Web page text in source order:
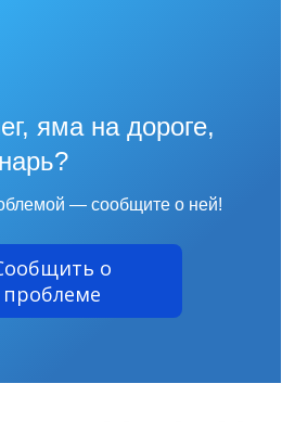
яма на дороге,
— сообщите о ней!
о
проблеме